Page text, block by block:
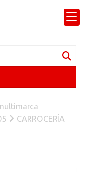
CARROCERÍA